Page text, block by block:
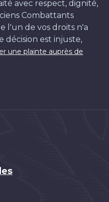
avec respect, dignité,
Combattants
l'un de vos droits n'a
décision est injuste,
une plainte auprès de